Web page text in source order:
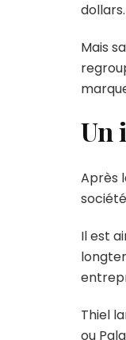
dollars.
Mais
Un
Après
Il est
Thiel
ou